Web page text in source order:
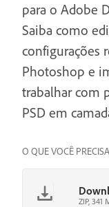
para o Adobe
Saiba como
configurações
Photoshop e
trabalhar com
PSD em
O QUE VOCÊ
ZIP, 341